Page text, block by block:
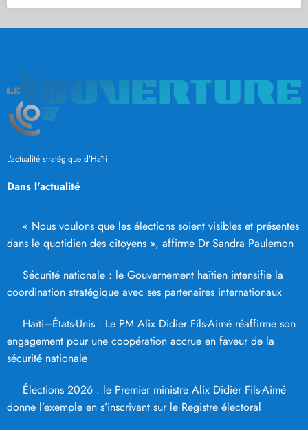
L’actualité stratégique d’Haïti
Dans l'actualité
« Nous voulons que les élections soient visibles et présentes
dans le quotidien des citoyens », affirme Dr Sandra Paulemon
Sécurité nationale : le Gouvernement haïtien intensifie la
coordination stratégique avec ses partenaires internationaux
Haïti–États-Unis : Le PM Alix Didier Fils-Aimé réaffirme son
engagement pour une coopération accrue en faveur de la
sécurité nationale
Élections 2026 : le Premier ministre Alix Didier Fils-Aimé
donne l’exemple en s’inscrivant sur le Registre électoral